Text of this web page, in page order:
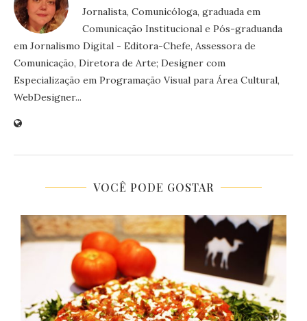
Jornalista, Comunicóloga, graduada em
Comunicação Institucional e Pós-graduanda
em Jornalismo Digital - Editora-Chefe, Assessora de
Comunicação, Diretora de Arte; Designer com
Especialização em Programação Visual para Área Cultural,
WebDesigner...
VOCÊ PODE GOSTAR